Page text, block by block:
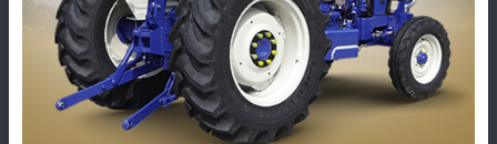
लाड़ली बहना योजना की 36वीं किस्त जारी, करोड़ों महिलाओं के
खातों में पहुंचे 1500 रुपये
16-May-2026